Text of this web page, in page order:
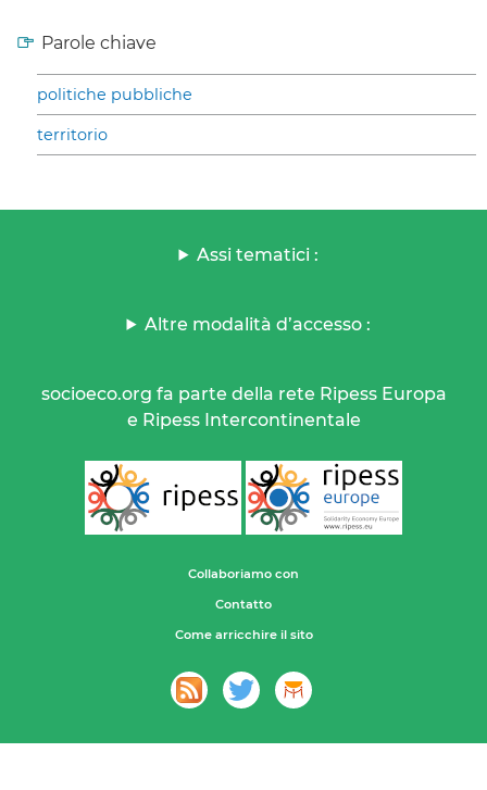
Parole chiave
politiche pubbliche
territorio
Assi tematici :
Altre modalità d’accesso :
socioeco.org fa parte della rete Ripess Europa
e Ripess Intercontinentale
Collaboriamo con
Contatto
Come arricchire il sito